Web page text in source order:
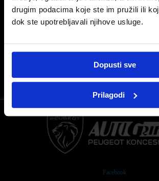
drugim podacima koje ste im pružili ili
dok ste upotrebljavali njihove usluge.
Dopusti sve
Prilagodi
segment predstavlja više od 2,4 milijuna
prodaje.
2
Facebook